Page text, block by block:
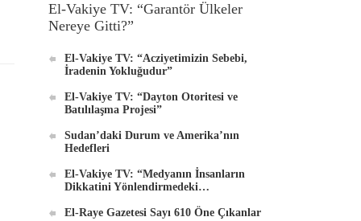
El-Vakiye TV: “Garantör Ülkeler
Nereye Gitti?”
El-Vakiye TV: “Acziyetimizin Sebebi,
İradenin Yokluğudur”
El-Vakiye TV: “Dayton Otoritesi ve
Batılılaşma Projesi”
Sudan’daki Durum ve Amerika’nın
Hedefleri
El-Vakiye TV: “Medyanın İnsanların
Dikkatini Yönlendirmedeki…
El-Raye Gazetesi Sayı 610 Öne Çıkanlar